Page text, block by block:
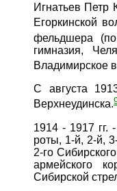
Игнатьев Петр
Егоркинской
фельдшера
гимназия,
Владимирское
С августа
Верхнеудинска.
1914 - 1917 гг.
роты, 1-й, 2-й,
2-го
армейского
Сибирской